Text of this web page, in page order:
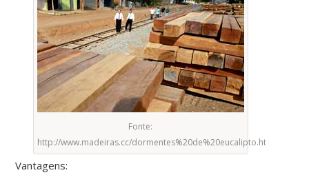
Fonte:
http://www.madeiras.cc/dormentes%20de%20eucalipto.html
Vantagens: